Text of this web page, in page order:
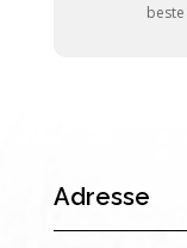
Adresse